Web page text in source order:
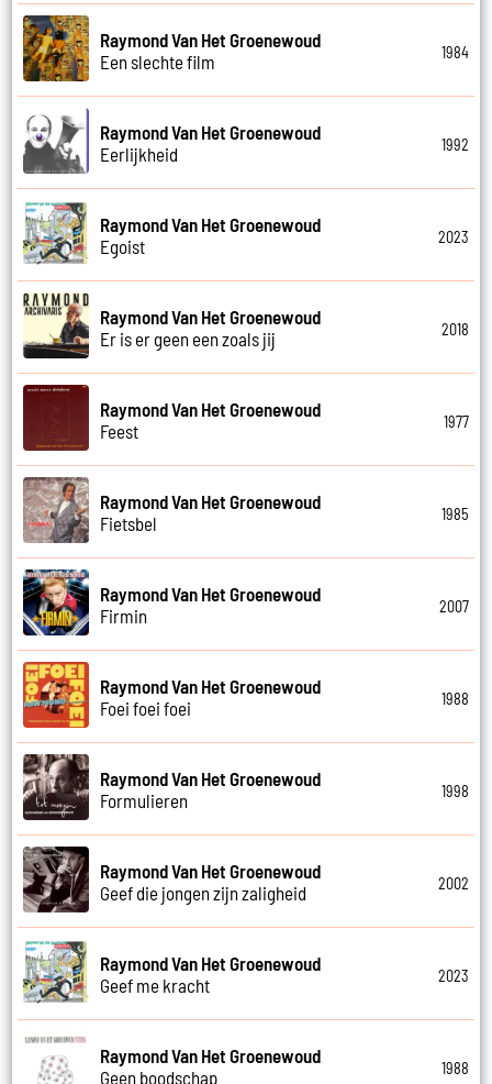
Raymond Van Het Groenewoud
Een slechte film
1984
Raymond Van Het Groenewoud
Eerlijkheid
1992
Raymond Van Het Groenewoud
Egoist
2023
Raymond Van Het Groenewoud
Er is er geen een zoals jij
2018
Raymond Van Het Groenewoud
Feest
1977
Raymond Van Het Groenewoud
Fietsbel
1985
Raymond Van Het Groenewoud
Firmin
2007
Raymond Van Het Groenewoud
Foei foei foei
1988
Raymond Van Het Groenewoud
Formulieren
1998
Raymond Van Het Groenewoud
Geef die jongen zijn zaligheid
2002
Raymond Van Het Groenewoud
Geef me kracht
2023
Raymond Van Het Groenewoud
Geen boodschap
1988